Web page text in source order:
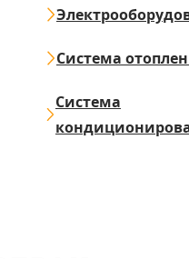
Система
Система